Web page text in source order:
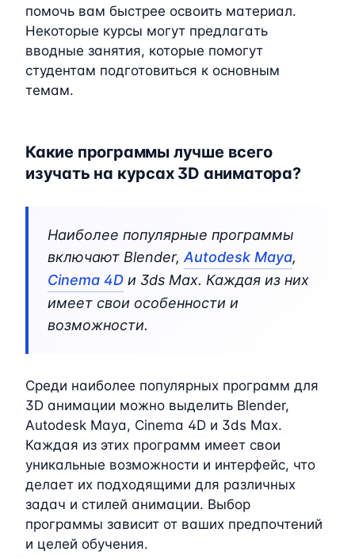
помочь вам быстрее освоить материал.
Некоторые курсы могут предлагать
вводные занятия, которые помогут
студентам подготовиться к основным
темам.
Какие программы лучше всего
изучать на курсах 3D аниматора?
Наиболее популярные программы
включают Blender, Autodesk Maya,
Cinema 4D и 3ds Max. Каждая из них
имеет свои особенности и
возможности.
Среди наиболее популярных программ для
3D анимации можно выделить Blender,
Autodesk Maya, Cinema 4D и 3ds Max.
Каждая из этих программ имеет свои
уникальные возможности и интерфейс, что
делает их подходящими для различных
задач и стилей анимации. Выбор
программы зависит от ваших предпочтений
и целей обучения.